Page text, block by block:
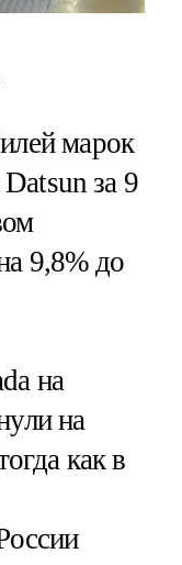
марок
за 9
9,8% до
на
на
как в